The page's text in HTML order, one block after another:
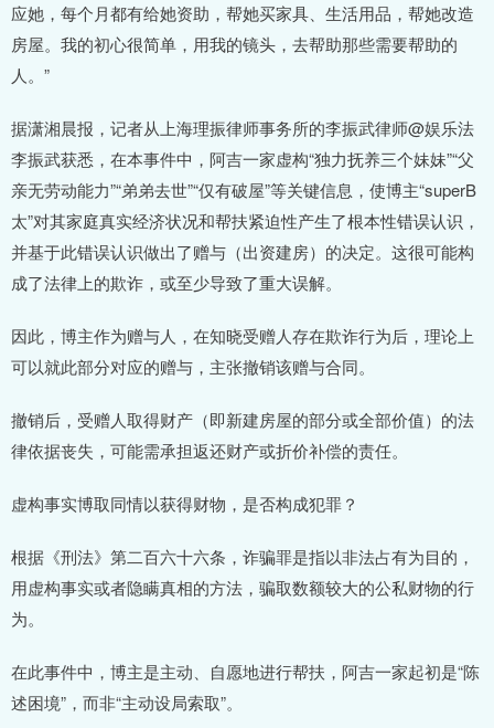
应她，每个月都有给她资助，帮她买家具、生活用品，帮她改造
房屋。我的初心很简单，用我的镜头，去帮助那些需要帮助的
人。”
据潇湘晨报，记者从上海理振律师事务所的李振武律师@娱乐法
李振武获悉，在本事件中，阿吉一家虚构“独力抚养三个妹妹”“父
亲无劳动能力”“弟弟去世”“仅有破屋”等关键信息，使博主“superB
太”对其家庭真实经济状况和帮扶紧迫性产生了根本性错误认识，
并基于此错误认识做出了赠与（出资建房）的决定。这很可能构
成了法律上的欺诈，或至少导致了重大误解。
因此，博主作为赠与人，在知晓受赠人存在欺诈行为后，理论上
可以就此部分对应的赠与，主张撤销该赠与合同。
撤销后，受赠人取得财产（即新建房屋的部分或全部价值）的法
律依据丧失，可能需承担返还财产或折价补偿的责任。
虚构事实博取同情以获得财物，是否构成犯罪？
根据《刑法》第二百六十六条，诈骗罪是指以非法占有为目的，
用虚构事实或者隐瞒真相的方法，骗取数额较大的公私财物的行
为。
在此事件中，博主是主动、自愿地进行帮扶，阿吉一家起初是“陈
述困境”，而非“主动设局索取”。